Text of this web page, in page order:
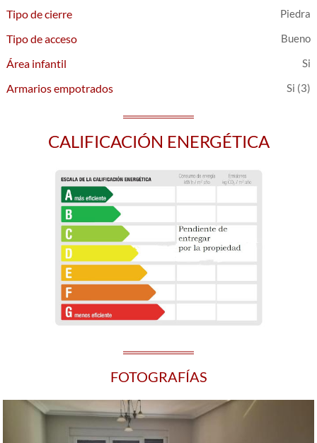
Tipo de cierre
Piedra
Tipo de acceso Bueno
Área infantil
Armarios empotrados
(3)
CALIFICACIÓN ENERGÉTICA
FOTOGRAFÍAS